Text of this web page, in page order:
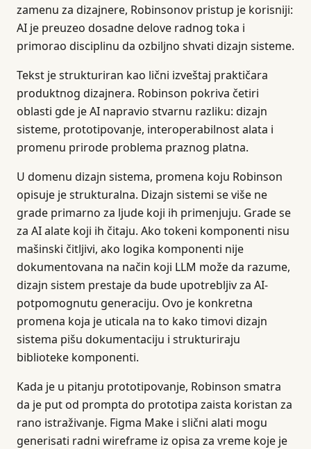
zamenu za dizajnere, Robinsonov pristup je korisniji:
AI je preuzeo dosadne delove radnog toka i
primorao disciplinu da ozbiljno shvati dizajn sisteme.
Tekst je strukturiran kao lični izveštaj praktičara
produktnog dizajnera. Robinson pokriva četiri
oblasti gde je AI napravio stvarnu razliku: dizajn
sisteme, prototipovanje, interoperabilnost alata i
promenu prirode problema praznog platna.
U domenu dizajn sistema, promena koju Robinson
opisuje je strukturalna. Dizajn sistemi se više ne
grade primarno za ljude koji ih primenjuju. Grade se
za AI alate koji ih čitaju. Ako tokeni komponenti nisu
mašinski čitljivi, ako logika komponenti nije
dokumentovana na način koji LLM može da razume,
dizajn sistem prestaje da bude upotrebljiv za AI-
potpomognutu generaciju. Ovo je konkretna
promena koja je uticala na to kako timovi dizajn
sistema pišu dokumentaciju i strukturiraju
biblioteke komponenti.
Kada je u pitanju prototipovanje, Robinson smatra
da je put od prompta do prototipa zaista koristan za
rano istraživanje. Figma Make i slični alati mogu
generisati radni wireframe iz opisa za vreme koje je